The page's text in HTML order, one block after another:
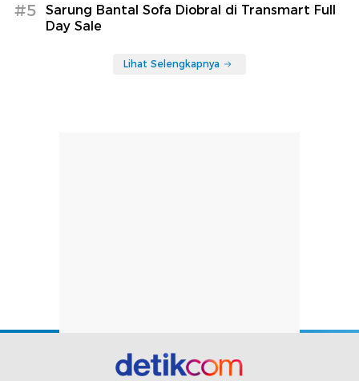
#5
Sarung Bantal Sofa Diobral di Transmart Full
Day Sale
Lihat Selengkapnya